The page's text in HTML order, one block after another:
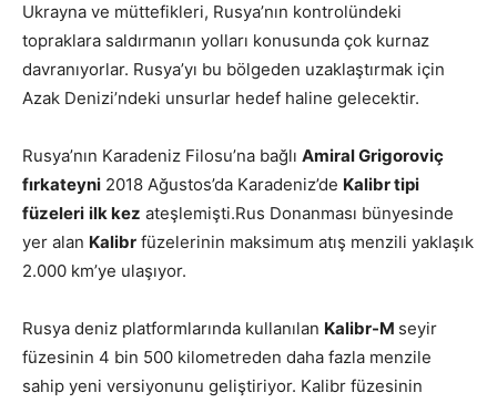
Ukrayna ve müttefikleri, Rusya’nın kontrolündeki
topraklara saldırmanın yolları konusunda çok kurnaz
davranıyorlar. Rusya’yı bu bölgeden uzaklaştırmak için
Azak Denizi’ndeki unsurlar hedef haline gelecektir.
Rusya’nın Karadeniz Filosu’na bağlı Amiral Grigoroviç
fırkateyni 2018 Ağustos’da Karadeniz’de Kalibr tipi
füzeleri ilk kez ateşlemişti.Rus Donanması bünyesinde
yer alan Kalibr füzelerinin maksimum atış menzili yaklaşık
2.000 km’ye ulaşıyor.
Rusya deniz platformlarında kullanılan Kalibr-M seyir
füzesinin 4 bin 500 kilometreden daha fazla menzile
sahip yeni versiyonunu geliştiriyor. Kalibr füzesinin